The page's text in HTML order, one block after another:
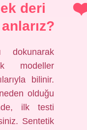
deri
dokunarak
modeller
bilinir.
olduğu
ilk testi
Sentetik